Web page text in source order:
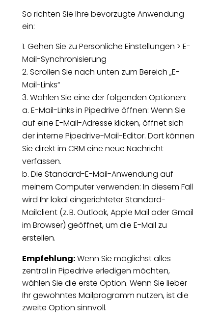
So richten Sie Ihre bevorzugte Anwendung
ein:
Gehen Sie zu Persönliche Einstellungen > E-
Mail-Synchronisierung
Scrollen Sie nach unten zum Bereich „E-
Mail-Links“
Wählen Sie eine der folgenden Optionen:
a. E-Mail-Links in Pipedrive öffnen: Wenn Sie
auf eine E-Mail-Adresse klicken, öffnet sich
der interne Pipedrive-Mail-Editor. Dort können
Sie direkt im CRM eine neue Nachricht
verfassen.
b. Die Standard-E-Mail-Anwendung auf
meinem Computer verwenden: In diesem Fall
wird Ihr lokal eingerichteter Standard-
Mailclient (z. B. Outlook, Apple Mail oder Gmail
im Browser) geöffnet, um die E-Mail zu
erstellen.
Empfehlung:Wenn Sie möglichst alles
zentral in Pipedrive erledigen möchten,
wählen Sie die erste Option. Wenn Sie lieber
Ihr gewohntes Mailprogramm nutzen, ist die
zweite Option sinnvoll.